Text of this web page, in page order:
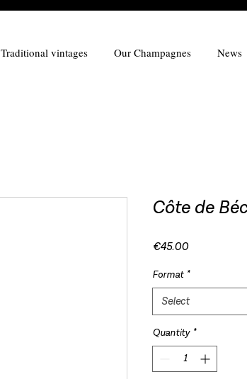
Traditional vintages Our Champagnes News
Côte de
€45.00Price
Format *
Select
Quantity *